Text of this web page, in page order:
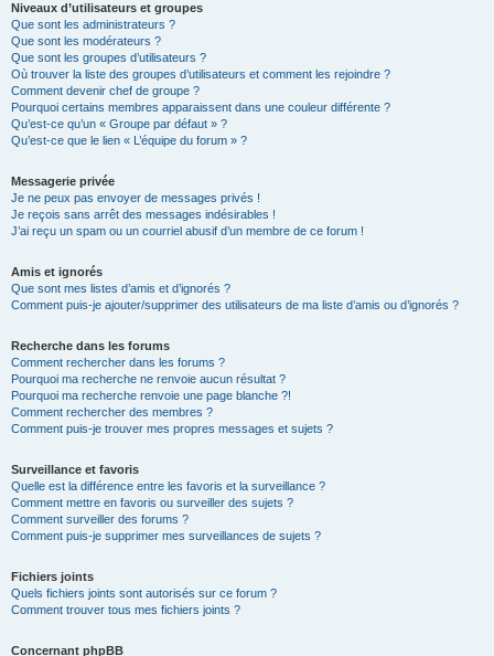
Niveaux d’utilisateurs et groupes
Que sont les administrateurs ?
Que sont les modérateurs ?
Que sont les groupes d’utilisateurs ?
Où trouver la liste des groupes d’utilisateurs et comment les rejoindre ?
Comment devenir chef de groupe ?
Pourquoi certains membres apparaissent dans une couleur différente ?
Qu’est-ce qu’un « Groupe par défaut » ?
Qu’est-ce que le lien « L’équipe du forum » ?
Messagerie privée
Je ne peux pas envoyer de messages privés !
Je reçois sans arrêt des messages indésirables !
J’ai reçu un spam ou un courriel abusif d’un membre de ce forum !
Amis et ignorés
Que sont mes listes d’amis et d’ignorés ?
Comment puis-je ajouter/supprimer des utilisateurs de ma liste d’amis ou d’ignorés ?
Recherche dans les forums
Comment rechercher dans les forums ?
Pourquoi ma recherche ne renvoie aucun résultat ?
Pourquoi ma recherche renvoie une page blanche ?!
Comment rechercher des membres ?
Comment puis-je trouver mes propres messages et sujets ?
Surveillance et favoris
Quelle est la différence entre les favoris et la surveillance ?
Comment mettre en favoris ou surveiller des sujets ?
Comment surveiller des forums ?
Comment puis-je supprimer mes surveillances de sujets ?
Fichiers joints
Quels fichiers joints sont autorisés sur ce forum ?
Comment trouver tous mes fichiers joints ?
Concernant phpBB